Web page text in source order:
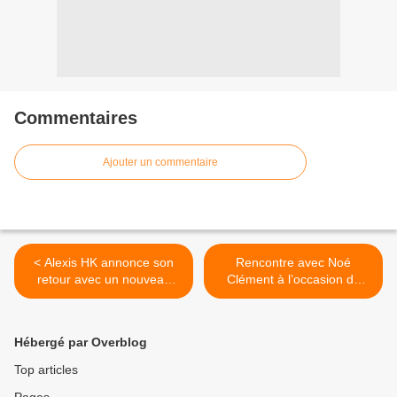
Commentaires
Ajouter un commentaire
< Alexis HK annonce son
retour avec un nouveau
single !
Rencontre avec Noé
Clément à l’occasion du
concert « Quand Astaffort
Hébergé par Overblog
Top articles